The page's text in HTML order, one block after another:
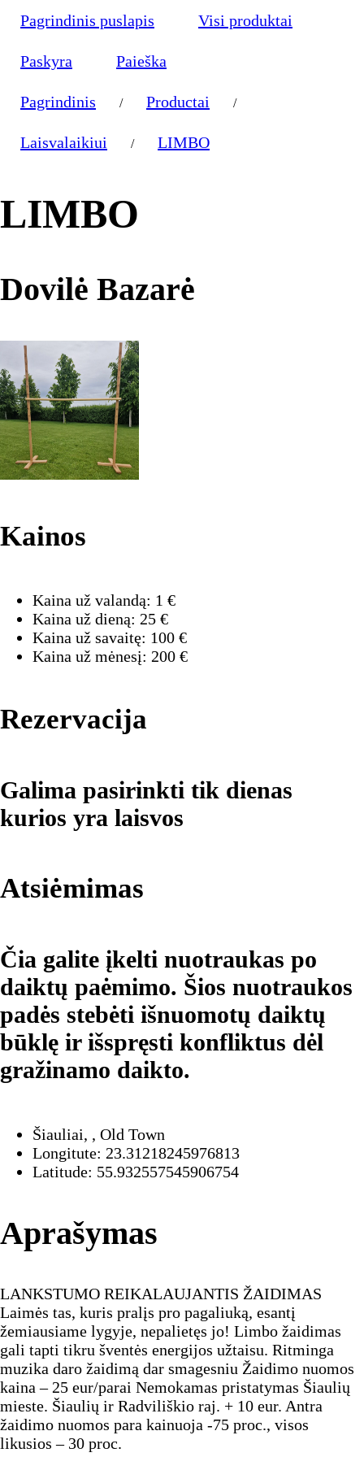
Pagrindinis puslapis Visi produktai
Paskyra Paieška
Pagrindinis / Productai /
Laisvalaikiui / LIMBO
LIMBO
Dovilė Bazarė
Kainos
Kaina už valandą: 1 €
Kaina už dieną: 25 €
Kaina už savaitę: 100 €
Kaina už mėnesį: 200 €
Rezervacija
Galima pasirinkti tik dienas
kurios yra laisvos
Atsiėmimas
Čia galite įkelti nuotraukas po
daiktų paėmimo. Šios nuotraukos
padės stebėti išnuomotų daiktų
būklę ir išspręsti konfliktus dėl
gražinamo daikto.
Šiauliai, , Old Town
Longitute: 23.31218245976813
Latitude: 55.932557545906754
Aprašymas
LANKSTUMO REIKALAUJANTIS ŽAIDIMAS
Laimės tas, kuris pralįs pro pagaliuką, esantį
žemiausiame lygyje, nepalietęs jo! Limbo žaidimas
gali tapti tikru šventės energijos užtaisu. Ritminga
muzika daro žaidimą dar smagesniu Žaidimo nuomos
kaina – 25 eur/parai Nemokamas pristatymas Šiaulių
mieste. Šiaulių ir Radviliškio raj. + 10 eur. Antra
žaidimo nuomos para kainuoja -75 proc., visos
likusios – 30 proc.